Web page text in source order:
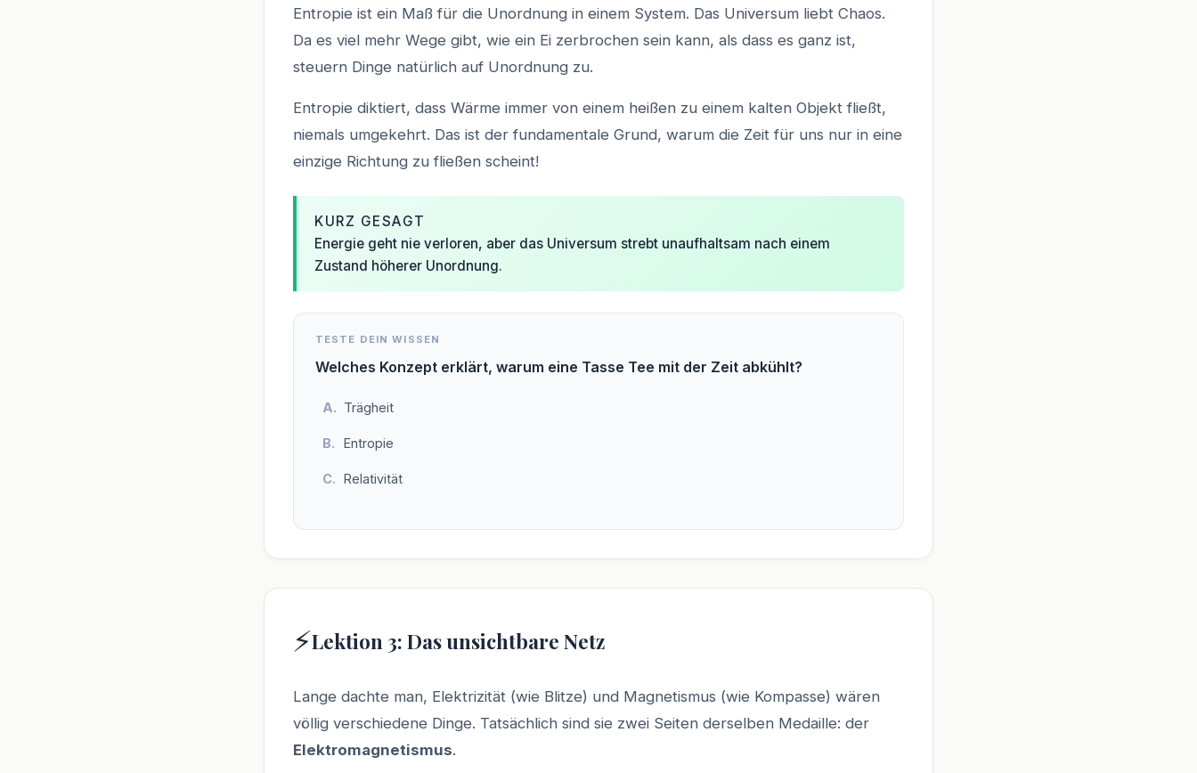
Entropie ist ein Maß für die Unordnung in einem System. Das Universum liebt Chaos.
Da es viel mehr Wege gibt, wie ein Ei zerbrochen sein kann, als dass es ganz ist,
steuern Dinge natürlich auf Unordnung zu.
Entropie diktiert, dass Wärme immer von einem heißen zu einem kalten Objekt fließt,
niemals umgekehrt. Das ist der fundamentale Grund, warum die Zeit für uns nur in eine
einzige Richtung zu fließen scheint!
KURZ GESAGT
Energie geht nie verloren, aber das Universum strebt unaufhaltsam nach einem
Zustand höherer Unordnung.
TESTE DEIN WISSEN
Welches Konzept erklärt, warum eine Tasse Tee mit der Zeit abkühlt?
Trägheit
Entropie
Relativität
⚡Lektion 3: Das unsichtbare Netz
Lange dachte man, Elektrizität (wie Blitze) und Magnetismus (wie Kompasse) wären
völlig verschiedene Dinge. Tatsächlich sind sie zwei Seiten derselben Medaille: der
Elektromagnetismus.